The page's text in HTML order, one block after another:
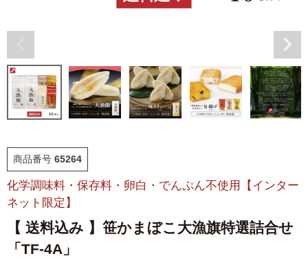
仙臺BLACK
季節のかねささ とうも
ろこし
特選詰合せ はじめてセット
かねささ
味ささ
伊達揚げ とうもろこし黄金比揚げ
商品番号 65264
化学調味料・保存料・卵白・でんぷん不使用【インター
ネット限定】
【 送料込み 】笹かまぼこ大漁旗特選詰合せ
「TF-4A」